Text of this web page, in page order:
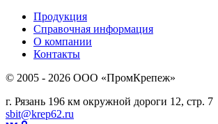
Продукция
Справочная информация
О компании
Контакты
© 2005 - 2026 OOO «ПромКрепеж»
г. Рязань 196 км окружной дороги 12, стр. 7
sbit@krep62.ru